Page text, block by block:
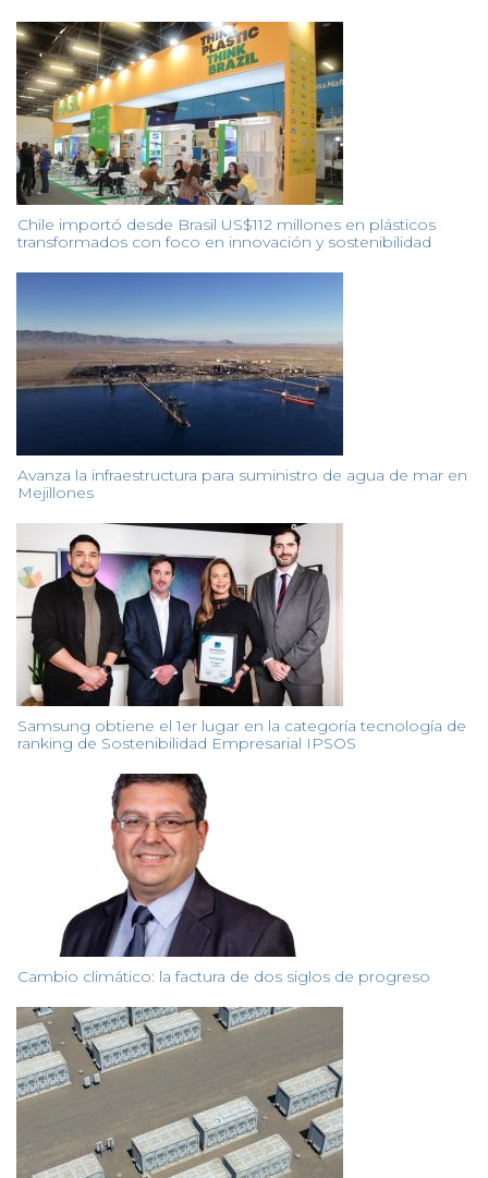
Chile importó desde Brasil US$112 millones en plásticos
transformados con foco en innovación y sostenibilidad
Avanza la infraestructura para suministro de agua de mar en
Mejillones
Samsung obtiene el 1er lugar en la categoría tecnología de
ranking de Sostenibilidad Empresarial IPSOS
Cambio climático: la factura de dos siglos de progreso